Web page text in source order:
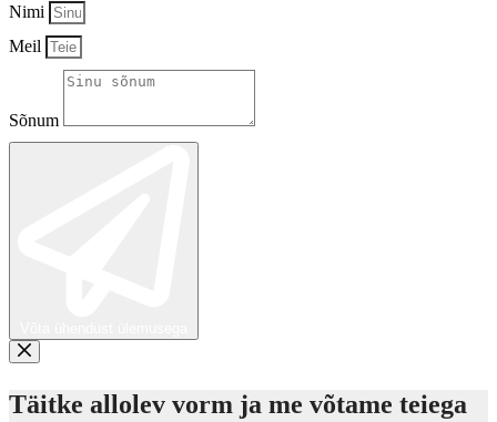
Nimi
Meil
Sõnum
Täitke allolev vorm ja me võtame teiega